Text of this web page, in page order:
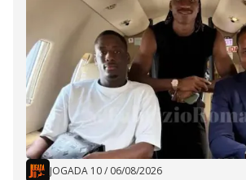
JOGADA 10/ 06/08/2026